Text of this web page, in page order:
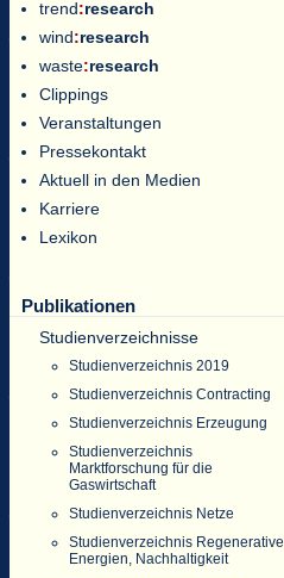
trend:research
wind:research
waste:research
Clippings
Veranstaltungen
Pressekontakt
Aktuell in den Medien
Karriere
Lexikon
Publikationen
Studienverzeichnisse
Studienverzeichnis 2019
Studienverzeichnis Contracting
Studienverzeichnis Erzeugung
Studienverzeichnis
Marktforschung für die
Gaswirtschaft
Studienverzeichnis Netze
Studienverzeichnis Regenerative
Energien, Nachhaltigkeit